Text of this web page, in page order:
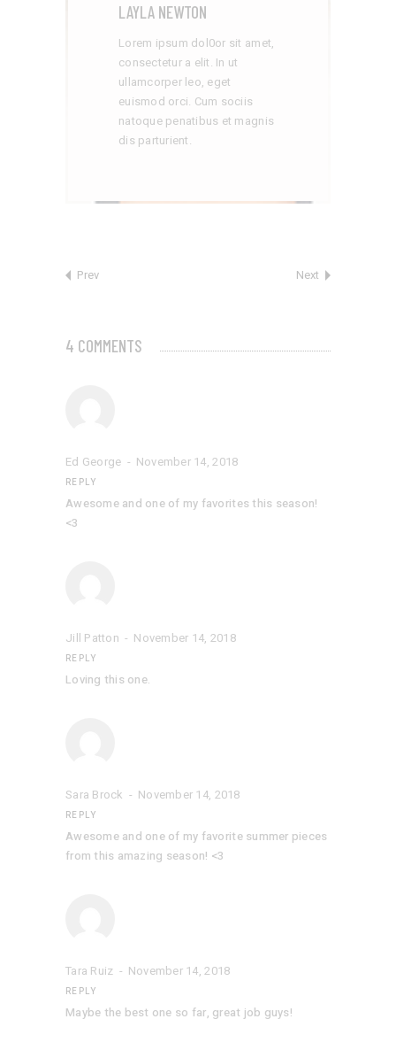
LAYLA NEWTON
Lorem ipsum dol0or sit amet,
consectetur a elit. In ut
ullamcorper leo, eget
euismod orci. Cum sociis
natoque penatibus et magnis
dis parturient.
Prev Next
4 COMMENTS
Ed George November 14, 2018
REPLY
Awesome and one of my favorites this season!
<3
Jill Patton November 14, 2018
REPLY
Loving this one.
Sara Brock November 14, 2018
REPLY
Awesome and one of my favorite summer pieces
from this amazing season! <3
Tara Ruiz November 14, 2018
REPLY
Maybe the best one so far, great job guys!